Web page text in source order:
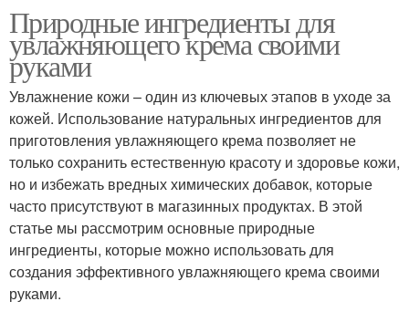
Природные ингредиенты для
увлажняющего крема своими
руками
Увлажнение кожи – один из ключевых этапов в уходе за
кожей. Использование натуральных ингредиентов для
приготовления увлажняющего крема позволяет не
только сохранить естественную красоту и здоровье кожи,
но и избежать вредных химических добавок, которые
часто присутствуют в магазинных продуктах. В этой
статье мы рассмотрим основные природные
ингредиенты, которые можно использовать для
создания эффективного увлажняющего крема своими
руками.